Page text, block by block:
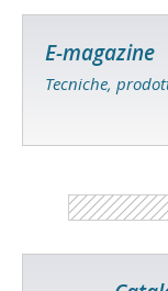
E-magazine
Tecniche,